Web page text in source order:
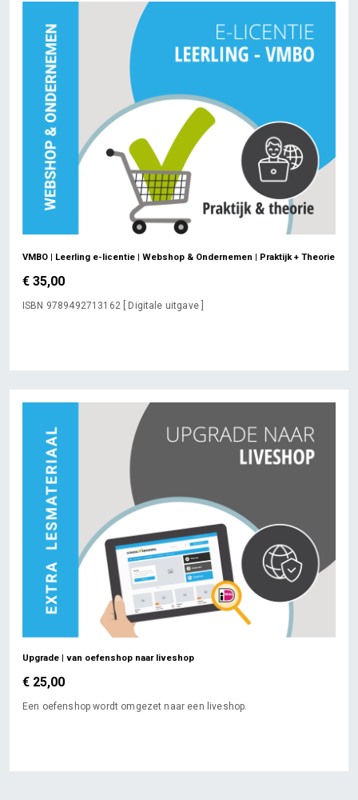
VMBO | Leerling e-licentie | Webshop & Ondernemen | Praktijk + Theorie
€ 35,00
ISBN 9789492713162 [ Digitale uitgave ]
Upgrade | van oefenshop naar liveshop
€ 25,00
Een oefenshop wordt omgezet naar een liveshop.